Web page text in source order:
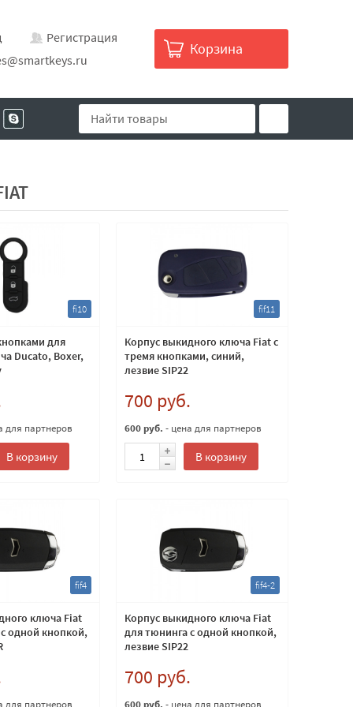
Регистрация
Корзина
fi10
для
Ducato, Boxer,
для партнеров
В корзину
fif11
Корпус выкидного ключа Fiat с
тремя кнопками, синий,
лезвие SIP22
700 руб.
600 руб. - цена для партнеров
В корзину
fif4
ключа Fiat
одной кнопкой,
для партнеров
fif4-2
Корпус выкидного ключа Fiat
для тюнинга с одной кнопкой,
лезвие SIP22
700 руб.
600 руб. - цена для партнеров